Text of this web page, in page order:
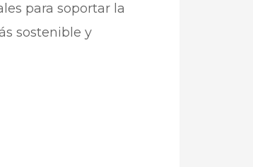
para soportar la
sostenible y